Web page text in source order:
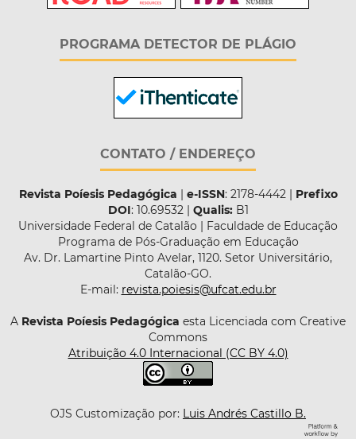
PROGRAMA DETECTOR DE PLÁGIO
CONTATO / ENDEREÇO
Revista Poíesis Pedagógica | e-ISSN: 2178-4442 | Prefixo
DOI: 10.69532 | Qualis:B1
Universidade Federal de Catalão | Faculdade de Educação
Programa de Pós-Graduação em Educação
Av. Dr. Lamartine Pinto Avelar, 1120. Setor Universitário,
Catalão-GO.
E-mail: revista.poiesis@ufcat.edu.br
A Revista Poíesis Pedagógica esta Licenciada com Creative
Commons
Atribuição 4.0 Internacional (CC BY 4.0)
OJS Customização por: Luis Andrés Castillo B.